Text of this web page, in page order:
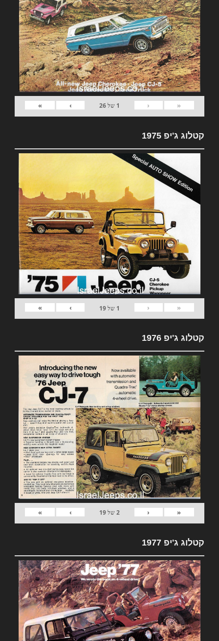
«
‹
1 של26
›
»
קטלוג ג'יפ 1975
«
‹
1 של19
›
»
קטלוג ג'יפ 1976
«
‹
2של19
›
»
קטלוג ג'יפ 1977